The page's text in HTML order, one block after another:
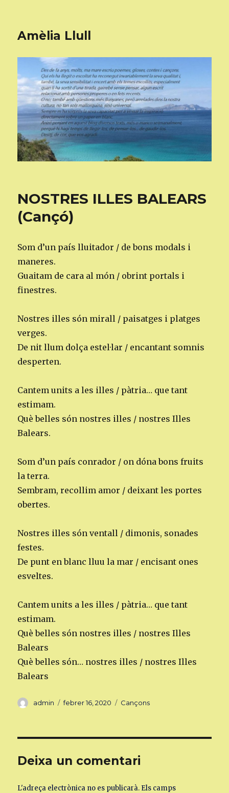
Amèlia Llull
NOSTRES ILLES BALEARS
(Cançó)
Som d’un país lluitador / de bons modals i
maneres.
Guaitam de cara al món / obrint portals i
finestres.
Nostres illes són mirall / paisatges i platges
verges.
De nit llum dolça estel·lar / encantant somnis
desperten.
Cantem units a les illes / pàtria… que tant
estimam.
Què belles són nostres illes / nostres Illes
Balears.
Som d’un país conrador / on dóna bons fruits
la terra.
Sembram, recollim amor / deixant les portes
obertes.
Nostres illes són ventall / dimonis, sonades
festes.
De punt en blanc lluu la mar / encisant ones
esveltes.
Cantem units a les illes / pàtria… que tant
estimam.
Què belles són nostres illes / nostres Illes
Balears
Què belles són… nostres illes / nostres Illes
Balears
Autor
admin
Publicat
febrer 16, 2020 Categories
Cançons
Deixa un comentari
L'adreça electrònica no es publicarà. Els camps